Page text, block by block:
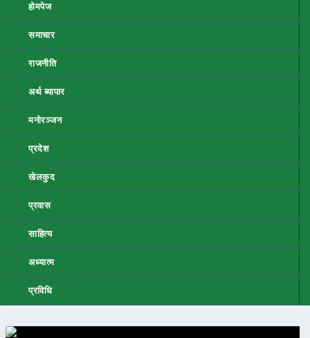
होमपेज
समाचार
राजनीति
अर्थ ब्यापार
मनोरञ्जन
प्रदेश
खेलकुद
प्रवास
साहित्य
अध्यात्म
प्रविधि